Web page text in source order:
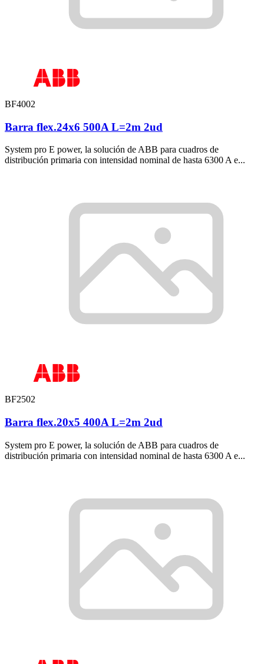
BF4002
Barra flex.24x6 500A L=2m 2ud
System pro E power, la solución de ABB para cuadros de
distribución primaria con intensidad nominal de hasta 6300 A e...
BF2502
Barra flex.20x5 400A L=2m 2ud
System pro E power, la solución de ABB para cuadros de
distribución primaria con intensidad nominal de hasta 6300 A e...